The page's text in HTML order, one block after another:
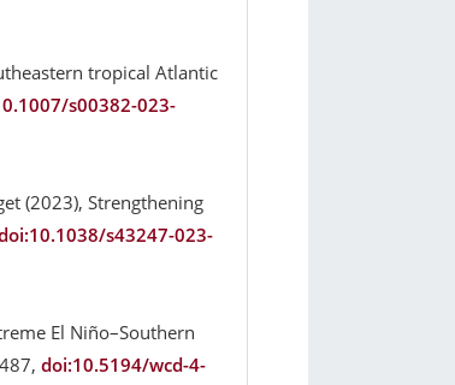
tropical Atlantic
s00382-023-
(2023), Strengthening
s43247-023-
El Niño–Southern
doi:10.5194/wcd-4-